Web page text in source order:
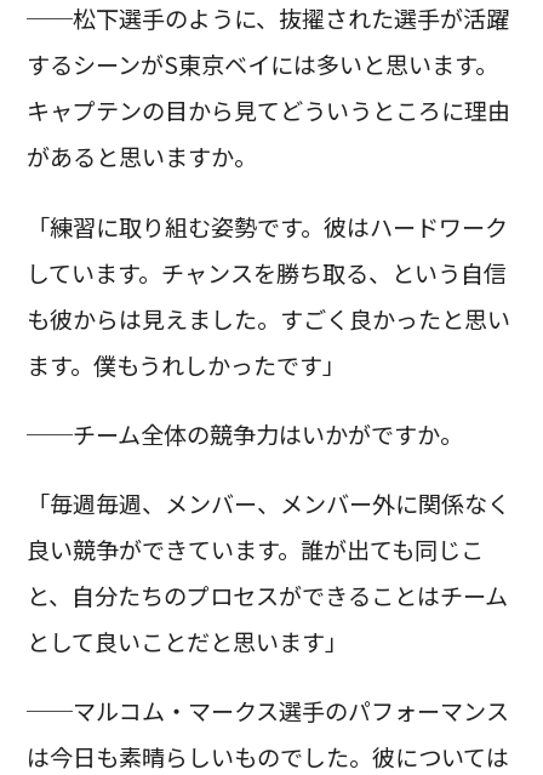
──松下選手のように、抜擢された選手が活躍
するシーンがS東京ベイには多いと思います。
キャプテンの目から見てどういうところに理由
があると思いますか。
「練習に取り組む姿勢です。彼はハードワーク
しています。チャンスを勝ち取る、という自信
も彼からは見えました。すごく良かったと思い
ます。僕もうれしかったです」
──チーム全体の競争力はいかがですか。
「毎週毎週、メンバー、メンバー外に関係なく
良い競争ができています。誰が出ても同じこ
と、自分たちのプロセスができることはチーム
として良いことだと思います」
──マルコム・マークス選手のパフォーマンス
は今日も素晴らしいものでした。彼については